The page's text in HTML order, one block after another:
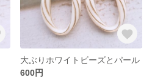
大ぶりホワイトビーズとパール
600円